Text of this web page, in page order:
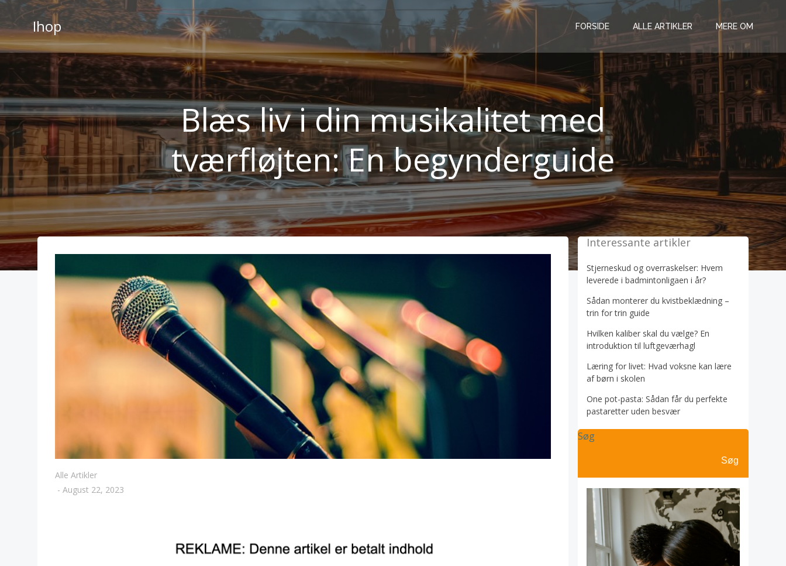
Videre
indholdIhop FORSIDE ALLE ARTIKLER MERE OM
Blæs liv i din musikalitet med
tværfløjten: En begynderguide
Alle Artikler
- August 22, 2023
Interessante artikler
Stjerneskud og overraskelser: Hvem
leverede i badmintonligaen i år?
Sådan monterer du kvistbeklædning –
trin for trin guide
Hvilken kaliber skal du vælge? En
introduktion til luftgeværhagl
Læring for livet: Hvad voksne kan lære
af børn i skolen
One pot-pasta: Sådan får du perfekte
pastaretter uden besvær
Søg
Søg